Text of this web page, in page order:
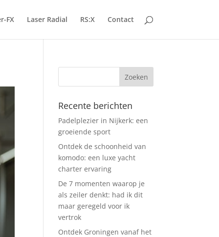
FX Laser Radial RS:X Contact
Recente berichten
Padelplezier in Nijkerk: een
groeiende sport
Ontdek de schoonheid van
komodo: een luxe yacht
charter ervaring
De 7 momenten waarop je
als zeiler denkt: had ik dit
maar geregeld voor ik
vertrok
Ontdek Groningen vanaf het